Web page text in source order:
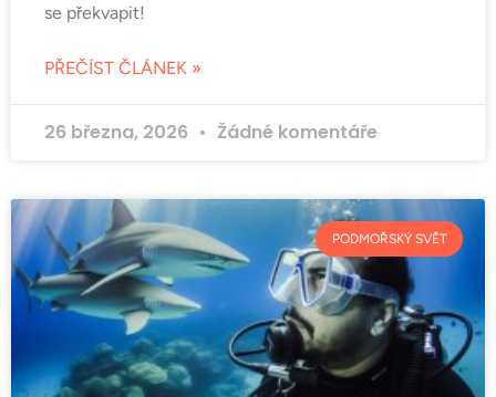
se překvapit!
PŘEČÍST ČLÁNEK »
26 března, 2026 Žádné komentáře
PODMOŘSKÝ SVĚT